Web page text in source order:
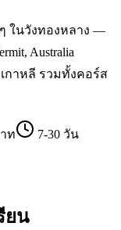
ในวังทองหลาง —
Australia
เกาหลี รวมทั้งคอร์ส
ท
7-30 วัน
ยน